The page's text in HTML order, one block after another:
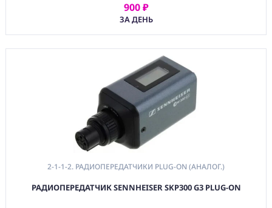
900 ₽
ЗА ДЕНЬ
АРЕНДОВАТЬ
2-1-1-2. РАДИОПЕРЕДАТЧИКИ PLUG-ON (АНАЛОГ.)
РАДИОПЕРЕДАТЧИК SENNHEISER SKP300 G3 PLUG-ON